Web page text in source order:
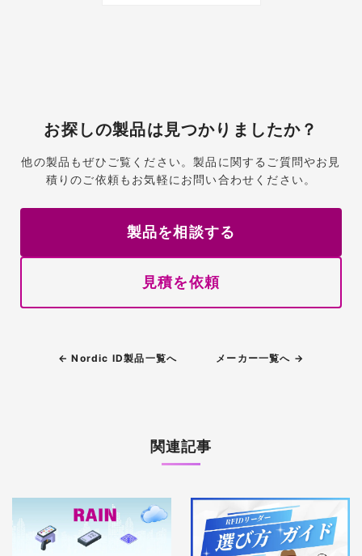
お探しの製品は見つかりましたか？
他の製品もぜひご覧ください。製品に関するご質問やお見
積りのご依頼もお気軽にお問い合わせください。
製品を相談する
見積を依頼
← Nordic ID製品一覧へ メーカー一覧へ →
関連記事